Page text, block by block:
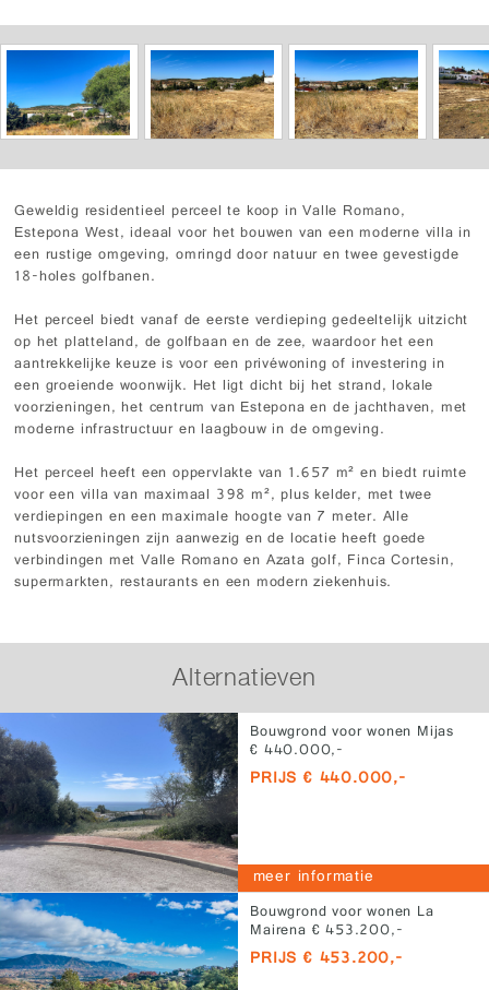
Geweldig residentieel perceel te koop in Valle Romano,
Estepona West, ideaal voor het bouwen van een moderne villa in
een rustige omgeving, omringd door natuur en twee gevestigde
18-holes golfbanen.
Het perceel biedt vanaf de eerste verdieping gedeeltelijk uitzicht
op het platteland, de golfbaan en de zee, waardoor het een
aantrekkelijke keuze is voor een privéwoning of investering in
een groeiende woonwijk. Het ligt dicht bij het strand, lokale
voorzieningen, het centrum van Estepona en de jachthaven, met
moderne infrastructuur en laagbouw in de omgeving.
Het perceel heeft een oppervlakte van 1.657 m² en biedt ruimte
voor een villa van maximaal 398 m², plus kelder, met twee
verdiepingen en een maximale hoogte van 7 meter. Alle
nutsvoorzieningen zijn aanwezig en de locatie heeft goede
verbindingen met Valle Romano en Azata golf, Finca Cortesin,
supermarkten, restaurants en een modern ziekenhuis.
Alternatieven
Bouwgrond voor wonen Mijas
€ 440.000,-
PRIJS € 440.000,-
meer informatie
Bouwgrond voor wonen La
Mairena € 453.200,-
PRIJS € 453.200,-